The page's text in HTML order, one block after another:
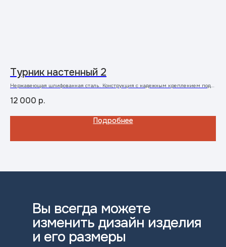
Турник настенный 2
Нержавеющая шлифованная сталь. Конструкция с надежным креплением под
12 000 р.
Подробнее
Вы всегда можете
изменить дизайн изделия
и его размеры